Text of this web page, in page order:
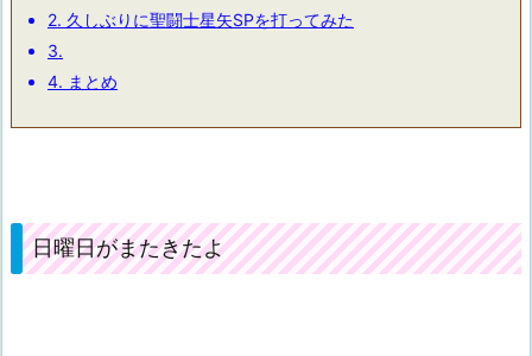
2. 久しぶりに聖闘士星矢SPを打ってみた
3.
4. まとめ
日曜日がまたきたよ